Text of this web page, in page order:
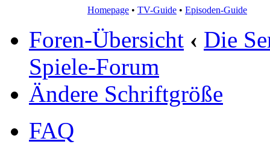
Homepage • TV-Guide • Episoden-Guide
Foren-Übersicht ‹ Die
Spiele-Forum
Ändere Schriftgröße
FAQ